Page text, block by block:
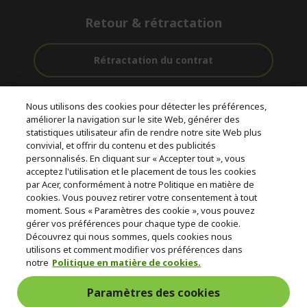
Retour & rétractation
Rétractation du contrat
Livraison
Gratuite
avant et après-
vente
Paiement
Sécurisé
© 2026 Acer Inc.
CPYou BV est le revendeur et marchand agréé pour les produits et
services proposés au sein de ce magasin.
Suisse
Nous utilisons des cookies pour détecter les préférences,
améliorer la navigation sur le site Web, générer des
statistiques utilisateur afin de rendre notre site Web plus
convivial, et offrir du contenu et des publicités
personnalisés. En cliquant sur « Accepter tout », vous
acceptez l'utilisation et le placement de tous les cookies
par Acer, conformément à notre Politique en matière de
cookies. Vous pouvez retirer votre consentement à tout
moment. Sous « Paramètres des cookie », vous pouvez
gérer vos préférences pour chaque type de cookie.
Découvrez qui nous sommes, quels cookies nous
utilisons et comment modifier vos préférences dans
notre Politique en matière de cookies.
Paramètres des cookies